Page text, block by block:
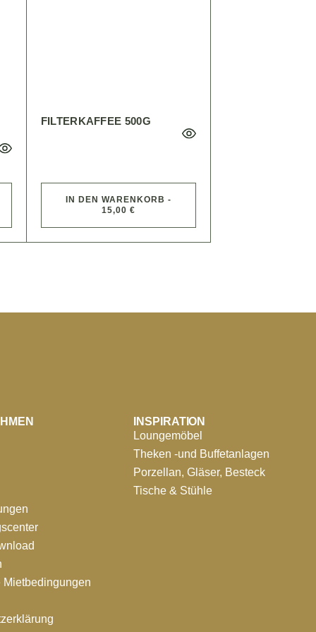
FILTERKAFFEE 500G
IN DEN WARENKORB -
15,00 €
INSPIRATION
Loungemöbel
Theken -und Buffetanlagen
Porzellan, Gläser, Besteck
Tische & Stühle